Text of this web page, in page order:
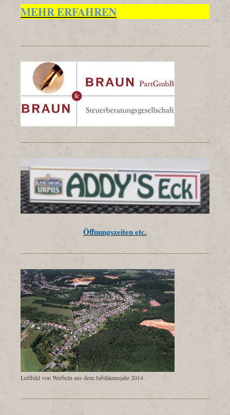
MEHR ERFAHREN
Öffnungszeiten etc.
Luftbild von Werbeln aus dem Jubiläumsjahr 2014